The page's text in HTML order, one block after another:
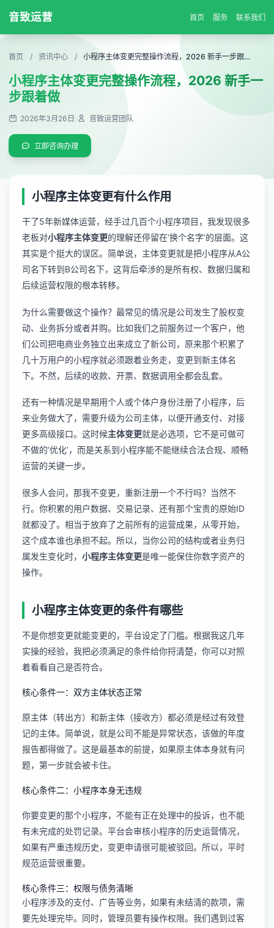
音致运营 首页 服务 联系我们
首页 / 资讯中心 / 小程序主体变更完整操作流程，2026 新手一步跟着做
小程序主体变更完整操作流程，2026 新手一
步跟着做
2026年3月26日 音致运营团队
立即咨询办理
小程序主体变更有什么作用
干了5年新媒体运营，经手过几百个小程序项目，我发现很多
老板对小程序主体变更的理解还停留在‘换个名字’的层面。这
其实是个挺大的误区。简单说，主体变更就是把小程序从A公
司名下转到B公司名下，这背后牵涉的是所有权、数据归属和
后续运营权限的根本转移。
为什么需要做这个操作？最常见的情况是公司发生了股权变
动、业务拆分或者并购。比如我们之前服务过一个客户，他
们公司把电商业务独立出来成立了新公司，原来那个积累了
几十万用户的小程序就必须跟着业务走，变更到新主体名
下。不然，后续的收款、开票、数据调用全都会乱套。
还有一种情况是早期用个人或个体户身份注册了小程序，后
来业务做大了，需要升级为公司主体，以便开通支付、对接
更多高级接口。这时候主体变更就是必选项，它不是可做可
不做的‘优化’，而是关系到小程序能不能继续合法合规、顺畅
运营的关键一步。
很多人会问，那我不变更，重新注册一个不行吗？当然不
行。你积累的用户数据、交易记录、还有那个宝贵的原始ID
就都没了。相当于放弃了之前所有的运营成果，从零开始，
这个成本谁也承担不起。所以，当你公司的结构或者业务归
属发生变化时， 小程序主体变更是唯一能保住你数字资产的
操作。
小程序主体变更的条件有哪些
不是你想变更就能变更的，平台设定了门槛。根据我这几年
实操的经验，我把必须满足的条件给你捋清楚，你可以对照
着看看自己是否符合。
核心条件一：双方主体状态正常
原主体（转出方）和新主体（接收方）都必须是经过有效登
记的主体。简单说，就是公司不能是异常状态，该做的年度
报告都得做了。这是最基本的前提，如果原主体本身就有问
题，第一步就会被卡住。
核心条件二：小程序本身无违规
你要变更的那个小程序，不能有正在处理中的投诉，也不能
有未完成的处罚记录。平台会审核小程序的历史运营情况，
如果有严重违规历史，变更申请很可能被驳回。所以，平时
规范运营很重要。
核心条件三：权限与债务清晰
小程序涉及的支付、广告等业务，如果有未结清的款项，需
要先处理完毕。同时，管理员要有操作权限。我们遇到过客